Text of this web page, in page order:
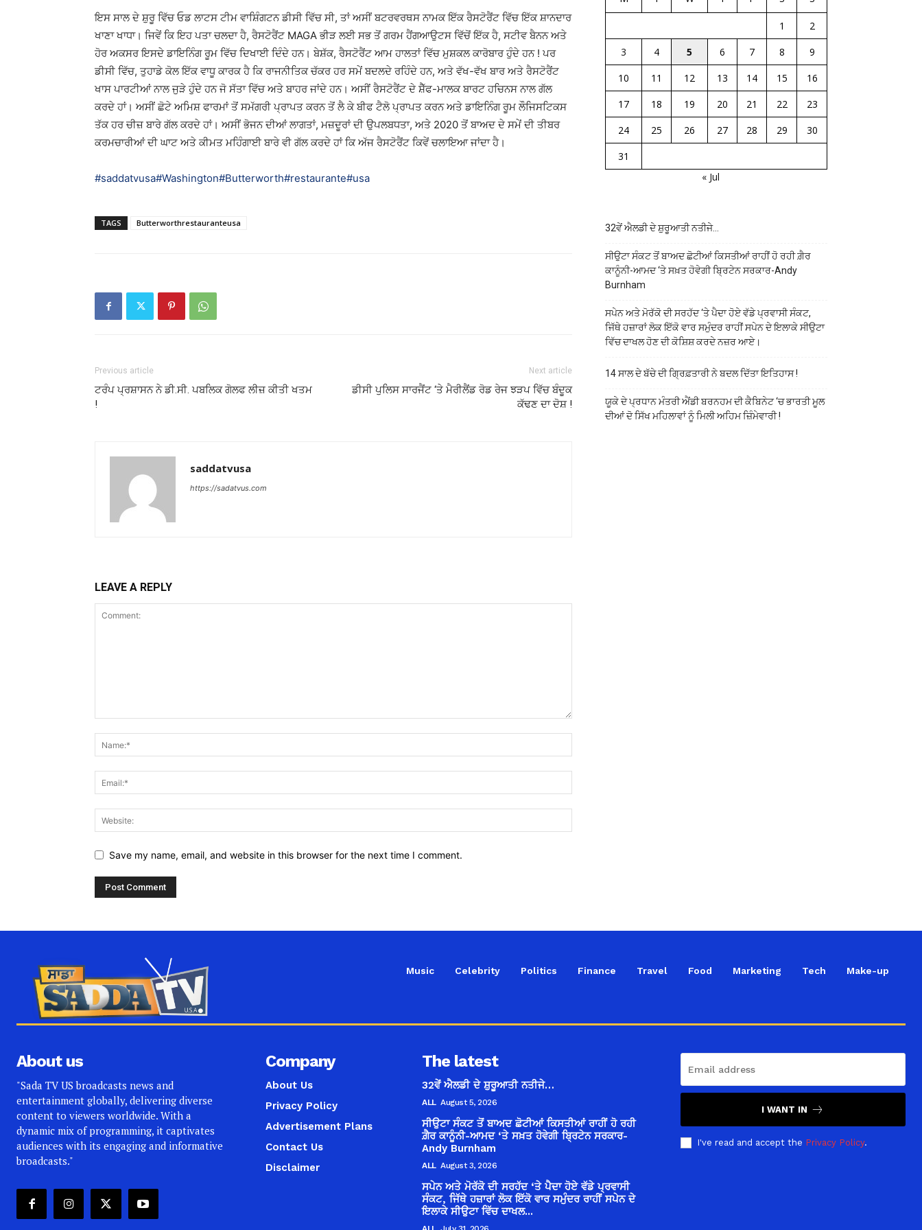
ਇਸ ਸਾਲ ਦੇ ਸ਼ੁਰੂ ਵਿੱਚ ਓਡ ਲਾਟਸ ਟੀਮ ਵਾਸ਼ਿੰਗਟਨ ਡੀਸੀ ਵਿੱਚ ਸੀ, ਤਾਂ ਅਸੀਂ ਬਟਰਵਰਥਸ ਨਾਮਕ ਇੱਕ ਰੈਸਟੋਰੈਂਟ ਵਿੱਚ ਇੱਕ ਸ਼ਾਨਦਾਰ
ਖਾਣਾ ਖਾਧਾ। ਜਿਵੇਂ ਕਿ ਇਹ ਪਤਾ ਚਲਦਾ ਹੈ, ਰੈਸਟੋਰੈਂਟ MAGA ਭੀੜ ਲਈਸਭ ਤੋਂ ਗਰਮ ਹੈਂਗਆਉਟਸ ਵਿੱਚੋਂ ਇੱਕ ਹੈ, ਸਟੀਵ ਬੈਨਨ ਅਤੇ
ਹੋਰ ਅਕਸਰ ਇਸਦੇ ਡਾਇਨਿੰਗ ਰੂਮ ਵਿੱਚ ਦਿਖਾਈ ਦਿੰਦੇ ਹਨ। ਬੇਸ਼ੱਕ, ਰੈਸਟੋਰੈਂਟ ਆਮ ਹਾਲਤਾਂ ਵਿੱਚ ਮੁਸ਼ਕਲ ਕਾਰੋਬਾਰ ਹੁੰਦੇ ਹਨ ! ਪਰ
ਡੀਸੀ ਵਿੱਚ, ਤੁਹਾਡੇ ਕੋਲ ਇੱਕ ਵਾਧੂ ਕਾਰਕ ਹੈ ਕਿ ਰਾਜਨੀਤਿਕ ਚੱਕਰ ਹਰ ਸਮੇਂ ਬਦਲਦੇ ਰਹਿੰਦੇ ਹਨ, ਅਤੇ ਵੱਖ-ਵੱਖ ਬਾਰ ਅਤੇ ਰੈਸਟੋਰੈਂਟ
ਖਾਸ ਪਾਰਟੀਆਂ ਨਾਲ ਜੁੜੇ ਹੁੰਦੇ ਹਨ ਜੋ ਸੱਤਾ ਵਿੱਚ ਅਤੇ ਬਾਹਰ ਜਾਂਦੇ ਹਨ। ਅਸੀਂ ਰੈਸਟੋਰੈਂਟ ਦੇ ਸ਼ੈੱਫ-ਮਾਲਕ ਬਾਰਟ ਹਚਿਨਸ ਨਾਲ ਗੱਲ
ਕਰਦੇ ਹਾਂ। ਅਸੀਂ ਛੋਟੇ ਅਮਿਸ਼ ਫਾਰਮਾਂ ਤੋਂ ਸਮੱਗਰੀ ਪ੍ਰਾਪਤ ਕਰਨ ਤੋਂ ਲੈ ਕੇ ਬੀਫ ਟੈਲੋ ਪ੍ਰਾਪਤ ਕਰਨ ਅਤੇ ਡਾਇਨਿੰਗ ਰੂਮ ਲੌਜਿਸਟਿਕਸ
ਤੱਕ ਹਰ ਚੀਜ਼ ਬਾਰੇ ਗੱਲ ਕਰਦੇ ਹਾਂ। ਅਸੀਂ ਭੋਜਨ ਦੀਆਂ ਲਾਗਤਾਂ, ਮਜ਼ਦੂਰਾਂ ਦੀ ਉਪਲਬਧਤਾ, ਅਤੇ 2020 ਤੋਂ ਬਾਅਦ ਦੇ ਸਮੇਂ ਦੀ ਤੀਬਰ
ਕਰਮਚਾਰੀਆਂ ਦੀ ਘਾਟ ਅਤੇ ਕੀਮਤ ਮਹਿੰਗਾਈ ਬਾਰੇ ਵੀ ਗੱਲ ਕਰਦੇ ਹਾਂ ਕਿ ਅੱਜ ਰੈਸਟੋਰੈਂਟ ਕਿਵੇਂ ਚਲਾਇਆ ਜਾਂਦਾ ਹੈ।
#saddatvusa#Washington#Butterworth#restaurante#usa
TAGS Butterworthrestauranteusa
Previous article
ਟਰੰਪ ਪ੍ਰਸ਼ਾਸਨ ਨੇ ਡੀ.ਸੀ. ਪਬਲਿਕ ਗੋਲਫ ਲੀਜ਼ ਕੀਤੀ ਖਤਮ
!
Next article
ਡੀਸੀ ਪੁਲਿਸ ਸਾਰਜੈਂਟ ‘ਤੇ ਮੈਰੀਲੈਂਡ ਰੋਡ ਰੇਜ ਝੜਪ ਵਿੱਚ ਬੰਦੂਕ
ਕੱਢਣ ਦਾ ਦੋਸ਼ !
saddatvusa
https://sadatvus.com
LEAVE A REPLY
Save my name, email, and website in this browser for the next time I comment.
1
2
3
4 5 6 7 8
9
10
11 12 13 14 15
16
17
18 19 20 21 22
23
24
25 26 27 28 29
30
31
« Jul
32ਵੇਂ ਐਲਡੀ ਦੇ ਸ਼ੁਰੂਆਤੀ ਨਤੀਜੇ…
ਸੀਉਟਾ ਸੰਕਟ ਤੋਂ ਬਾਅਦ ਛੋਟੀਆਂ ਕਿਸਤੀਆਂ ਰਾਹੀਂ ਹੋ ਰਹੀ ਗ਼ੈਰ
ਕਾਨੂੰਨੀ-ਆਮਦ ‘ਤੇ ਸਖ਼ਤ ਹੋਵੇਗੀ ਬ੍ਰਿਟੇਨ ਸਰਕਾਰ-Andy
Burnham
ਸਪੇਨ ਅਤੇ ਮੋਰੱਕੋ ਦੀ ਸਰਹੱਦ ‘ਤੇ ਪੈਦਾ ਹੋਏ ਵੱਡੇ ਪ੍ਰਵਾਸੀ ਸੰਕਟ,
ਜਿੱਥੇ ਹਜ਼ਾਰਾਂ ਲੋਕ ਇੱਕੋ ਵਾਰ ਸਮੁੰਦਰ ਰਾਹੀਂ ਸਪੇਨ ਦੇ ਇਲਾਕੇ ਸੀਉਟਾ
ਵਿੱਚ ਦਾਖਲ ਹੋਣ ਦੀ ਕੋਸ਼ਿਸ਼ ਕਰਦੇ ਨਜ਼ਰ ਆਏ।
14 ਸਾਲ ਦੇ ਬੱਚੇ ਦੀ ਗ੍ਰਿਫ਼ਤਾਰੀ ਨੇ ਬਦਲ ਦਿੱਤਾ ਇਤਿਹਾਸ !
ਯੂਕੇ ਦੇ ਪ੍ਰਧਾਨ ਮੰਤਰੀ ਐਂਡੀ ਬਰਨਹਮ ਦੀ ਕੈਬਿਨੇਟ ‘ਚ ਭਾਰਤੀ ਮੂਲ
ਦੀਆਂ ਦੋ ਸਿੱਖ ਮਹਿਲਾਵਾਂ ਨੂੰ ਮਿਲੀ ਅਹਿਮ ਜ਼ਿੰਮੇਵਾਰੀ !
Music Celebrity Politics Finance Travel Food Marketing Tech Make-up
About us
"Sada TV US broadcasts news and
entertainment globally, delivering diverse
content to viewers worldwide. With a
dynamic mix of programming, it captivates
audiences with its engaging and informative
broadcasts."
Company
About Us
Privacy Policy
Advertisement Plans
Contact Us
Disclaimer
The latest
32ਵੇਂ ਐਲਡੀ ਦੇ ਸ਼ੁਰੂਆਤੀ ਨਤੀਜੇ…
ALL August 5, 2026
ਸੀਉਟਾ ਸੰਕਟ ਤੋਂ ਬਾਅਦ ਛੋਟੀਆਂ ਕਿਸਤੀਆਂ ਰਾਹੀਂ ਹੋ ਰਹੀ
ਗ਼ੈਰ ਕਾਨੂੰਨੀ-ਆਮਦ ‘ਤੇ ਸਖ਼ਤ ਹੋਵੇਗੀ ਬ੍ਰਿਟੇਨ ਸਰਕਾਰ-
Andy Burnham
ALL August 3, 2026
ਸਪੇਨ ਅਤੇ ਮੋਰੱਕੋ ਦੀ ਸਰਹੱਦ ‘ਤੇ ਪੈਦਾ ਹੋਏ ਵੱਡੇ ਪ੍ਰਵਾਸੀ
ਸੰਕਟ, ਜਿੱਥੇ ਹਜ਼ਾਰਾਂ ਲੋਕ ਇੱਕੋ ਵਾਰ ਸਮੁੰਦਰ ਰਾਹੀਂ ਸਪੇਨ ਦੇ
ਇਲਾਕੇ ਸੀਉਟਾ ਵਿੱਚ ਦਾਖਲ...
I WANT IN
I've read and accept the Privacy Policy.